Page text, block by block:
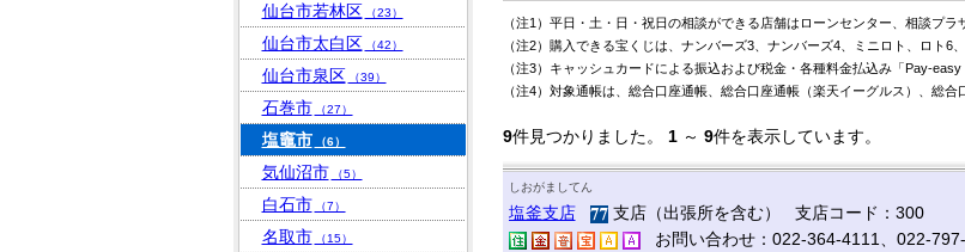
（注1）平日・土・日・祝日の相談ができる店舗はローンセンター、相談プラ
（注2）購入できる宝くじは、ナンバーズ3、ナンバーズ4、ミニロト、ロト6
（注3）キャッシュカードによる振込および税金・各種料金払込み「Pay-
（注4）対象通帳は、総合口座通帳、総合口座通帳（楽天イーグルス）、総
9件見つかりました。 1～ 9件を表示しています。
しおがましてん
塩釜支店
支店（出張所を含む） 支店コード：300
お問い合わせ：022-364-4111、022-
仙台市若林区 （23）
仙台市太白区 （42）
仙台市泉区 （39）
石巻市 （27）
塩竈市 （6）
気仙沼市 （5）
白石市 （7）
名取市 （15）